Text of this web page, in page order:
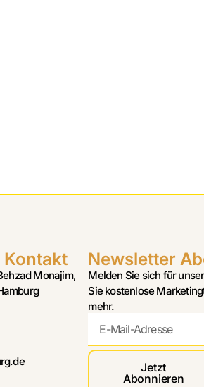
Kontakt
Monajim,
Newsletter
Melden Sie sich für
Sie kostenlose
mehr.
Jetzt
Abonnieren